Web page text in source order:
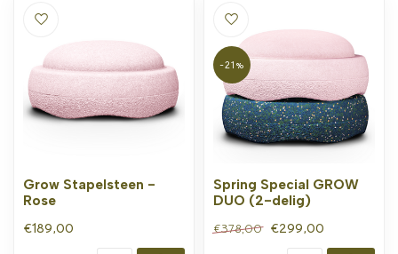
Grow Stapelsteen -
Rose
€189,00
-21%
Spring Special GROW
DUO (2-delig)
€378,00 €299,00